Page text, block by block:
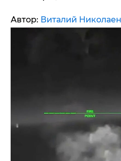
Автор: Виталий